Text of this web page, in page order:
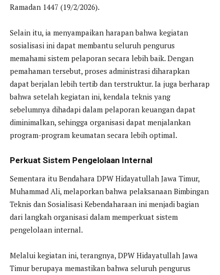
Ramadan 1447 (19/2/2026).
Selain itu, ia menyampaikan harapan bahwa kegiatan
sosialisasi ini dapat membantu seluruh pengurus
memahami sistem pelaporan secara lebih baik. Dengan
pemahaman tersebut, proses administrasi diharapkan
dapat berjalan lebih tertib dan terstruktur. Ia juga berharap
bahwa setelah kegiatan ini, kendala teknis yang
sebelumnya dihadapi dalam pelaporan keuangan dapat
diminimalkan, sehingga organisasi dapat menjalankan
program-program keumatan secara lebih optimal.
Perkuat Sistem Pengelolaan Internal
Sementara itu Bendahara DPW Hidayatullah Jawa Timur,
Muhammad Ali, melaporkan bahwa pelaksanaan Bimbingan
Teknis dan Sosialisasi Kebendaharaan ini menjadi bagian
dari langkah organisasi dalam memperkuat sistem
pengelolaan internal.
Melalui kegiatan ini, terangnya, DPW Hidayatullah Jawa
Timur berupaya memastikan bahwa seluruh pengurus